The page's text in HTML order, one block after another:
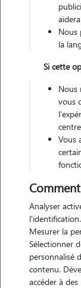
Motivation
bonjour je
garçon de 3 ans
travail donc j'ai
depuis toute
Nous
la
Si cette
Nous
vous
Vous
Analyser
Mesurer la
Sélectionner
personnalisé
contenu.
accéder à